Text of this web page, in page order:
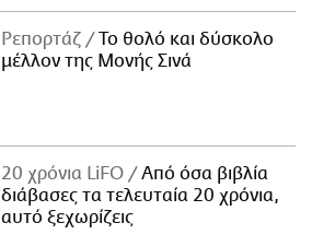
Ρεπορτάζ
Το θολό και δύσκολο
μέλλον της Μονής Σινά
20 χρόνια LiFO
Από όσα βιβλία
διάβασες τα τελευταία 20 χρόνια,
αυτό ξεχωρίζεις